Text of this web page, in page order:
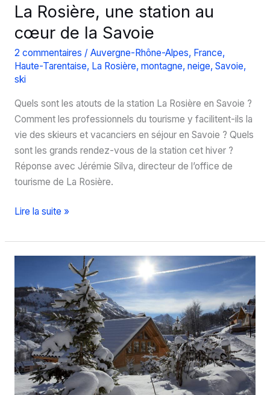
La Rosière, une station au
cœur de la Savoie
2 commentaires / Auvergne-Rhône-Alpes, France,
Haute-Tarentaise, La Rosière, montagne, neige, Savoie,
ski
Quels sont les atouts de la station La Rosière en Savoie ?
Comment les professionnels du tourisme y facilitent-ils la
vie des skieurs et vacanciers en séjour en Savoie ? Quels
sont les grands rendez-vous de la station cet hiver ?
Réponse avec Jérémie Silva, directeur de l’office de
tourisme de La Rosière.
La
une
station
cœur
de
la
Savoie
Lire la suite »